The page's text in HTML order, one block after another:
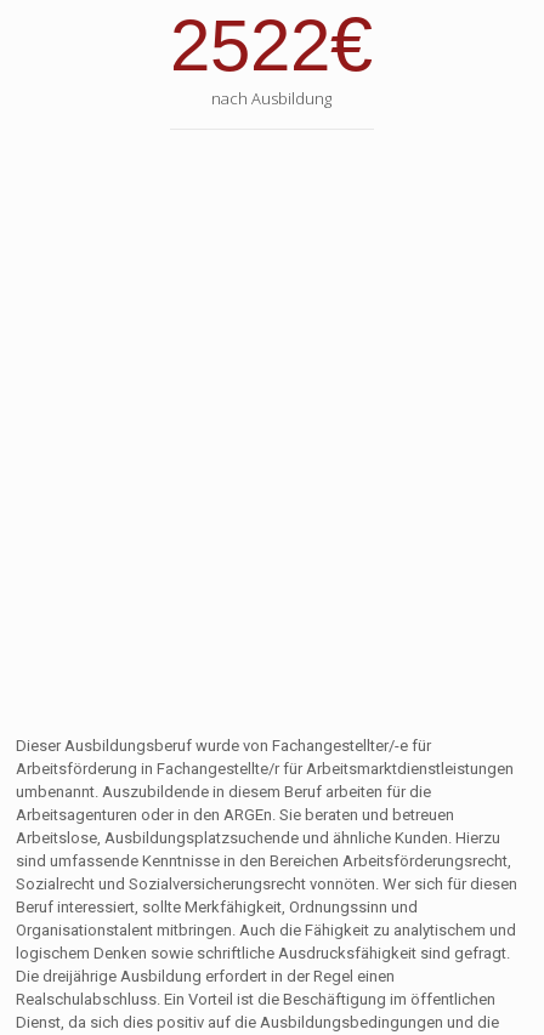
2522€
nach Ausbildung
Dieser Ausbildungsberuf wurde von Fachangestellter/-e für
Arbeitsförderung in Fachangestellte/r für Arbeitsmarktdienstleistungen
umbenannt. Auszubildende in diesem Beruf arbeiten für die
Arbeitsagenturen oder in den ARGEn. Sie beraten und betreuen
Arbeitslose, Ausbildungsplatzsuchende und ähnliche Kunden. Hierzu
sind umfassende Kenntnisse in den Bereichen Arbeitsförderungsrecht,
Sozialrecht und Sozialversicherungsrecht vonnöten. Wer sich für diesen
Beruf interessiert, sollte Merkfähigkeit, Ordnungssinn und
Organisationstalent mitbringen. Auch die Fähigkeit zu analytischem und
logischem Denken sowie schriftliche Ausdrucksfähigkeit sind gefragt.
Die dreijährige Ausbildung erfordert in der Regel einen
Realschulabschluss. Ein Vorteil ist die Beschäftigung im öffentlichen
Dienst, da sich dies positiv auf die Ausbildungsbedingungen und die